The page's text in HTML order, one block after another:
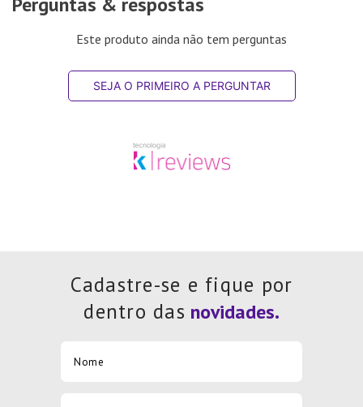
Este produto ainda não tem perguntas
SEJA O PRIMEIRO A PERGUNTAR
Cadastre-se e fique por
dentro das